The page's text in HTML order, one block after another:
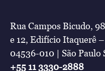
Rua Campos Bicudo,
e 12, Edifício Itaquerê
04536-010 | São Paulo
+55 11 3330-2888